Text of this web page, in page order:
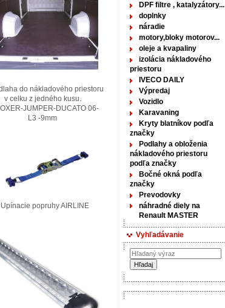
DPF filtre , katalyzátory...
doplnky
náradie
motory,bloky motorov...
oleje a kvapaliny
izolácia nákladového
priestoru
IVECO DAILY
Výpredaj
Vozidlo
Karavaning
Kryty blatníkov podľa
značky
Podlahy a obloženia
nákladového priestoru
podľa značky
Bočné okná podľa
značky
Prevodovky
náhradné diely na
Renault MASTER
Vyhľadávanie
do nákladového priestoru
z jedného kusu.
JUMPER-DUCATO 06-
-9mm
popruhy AIRLINE